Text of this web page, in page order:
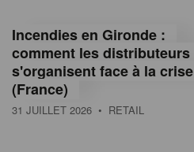
Incendies en Gironde :
comment les distributeurs
s'organisent face à la crise
(France)
31 JUILLET 2026 • RETAIL